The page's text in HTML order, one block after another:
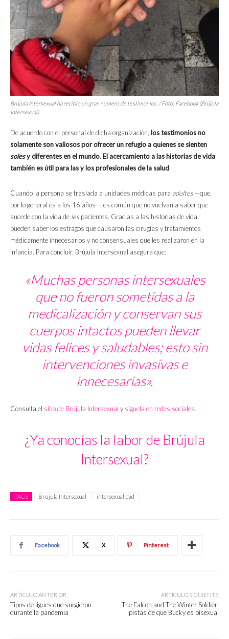
Brújula Intersexual ha recibio un gran número de testimonios. / Foto: Facebook (Brújula
Intersexual)
De acuerdo con el personal de dicha organización, los testimonios no
solamente son valiosos por ofrecer un refugio a quienes se sienten
solesy diferentes en el mundo. El acercamiento a las historias de vida
también es útil para las y los profesionales de la salud.
Cuando la persona se traslada a unidades médicas para adultes —que,
por lo general es a los 16 años—, es común que no vuelvan a saber que
sucede con la vida de les pacientes. Gracias a las historias de vida
pueden saber los estragos que causaron las cirugías y tratamientos
médicamente innecesarios y no consensuales que les realizaron en la
infancia. Para concluir, Brújula Intersexual asegura que:
«Muchas personas intersexuales
que no fueron sometidas a la
medicalización y conservan sus
cuerpos intactos pueden llevar
vidas felices y saludables; esto sin
intervenciones invasivas e
innecesarias».
Consulta el sitio de Brújula Intersexual y síguela en redes sociales.
¿Ya conocías la labor de Brújula
Intersexual?
TAGS Brújula Intersexual intersexualidad
Facebook X Pinterest
ARTÍCULO ANTERIOR
Tipos de ligues que surgieron
durante la pandemia
ARTÍCULO SIGUIENTE
The Falcon and The Winter Soldier:
pistas de que Bucky es bisexual